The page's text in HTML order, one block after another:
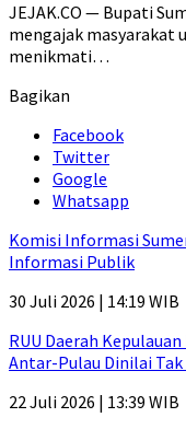
JEJAK.CO — Bupati
mengajak masyarakat
menikmati…
Bagikan
Facebook
Twitter
Google
Whatsapp
Komisi Informasi
Informasi Publik
30 Juli 2026 | 14:19 WIB
RUU Daerah
Antar-Pulau Dinilai Tak
22 Juli 2026 | 13:39 WIB